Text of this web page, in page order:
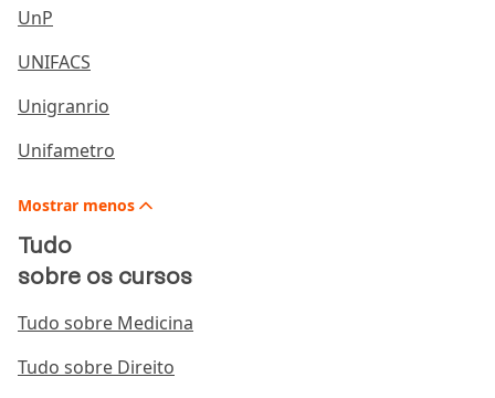
UnP
UNIFACS
Unigranrio
Unifametro
Mostrar menos
Tudo
sobre os cursos
Tudo sobre Medicina
Tudo sobre Direito